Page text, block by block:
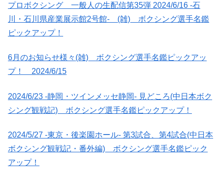
プロボクシング 一般人の生配信第35弾 2024/6/16 -石
川・石川県産業展示館2号館- (雑) ボクシング選手名鑑
ピックアップ！
6月のお知らせ様々(雑) ボクシング選手名鑑ピックアッ
プ！ 2024/6/15
2024/6/23 -静岡・ツインメッセ静岡- 見どころ(中日本ボク
シング観戦記) ボクシング選手名鑑ピックアップ！
2024/5/27 -東京・後楽園ホール- 第3試合、第4試合(中日本
ボクシング観戦記・番外編) ボクシング選手名鑑ピック
アップ！